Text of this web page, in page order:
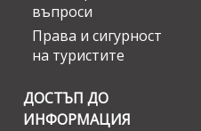
въпроси
Права и сигурност
на туристите
ДОСТЪП ДО
ИНФОРМАЦИЯ